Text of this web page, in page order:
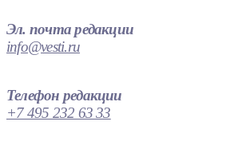
Эл. почта редакции
info@vesti.ru
Телефон редакции
+7 495 232 63 33